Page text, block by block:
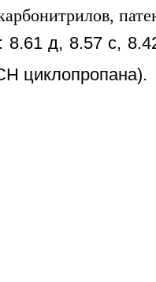
8.61 д, 8.57 c,
циклопропана).